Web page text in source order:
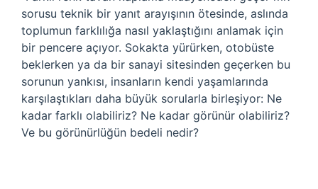
sorusu teknik bir yanıt arayışının ötesinde, aslında
toplumun farklılığa nasıl yaklaştığını anlamak için
bir pencere açıyor. Sokakta yürürken, otobüste
beklerken ya da bir sanayi sitesinden geçerken bu
sorunun yankısı, insanların kendi yaşamlarında
karşılaştıkları daha büyük sorularla birleşiyor: Ne
kadar farklı olabiliriz? Ne kadar görünür olabiliriz?
Ve bu görünürlüğün bedeli nedir?